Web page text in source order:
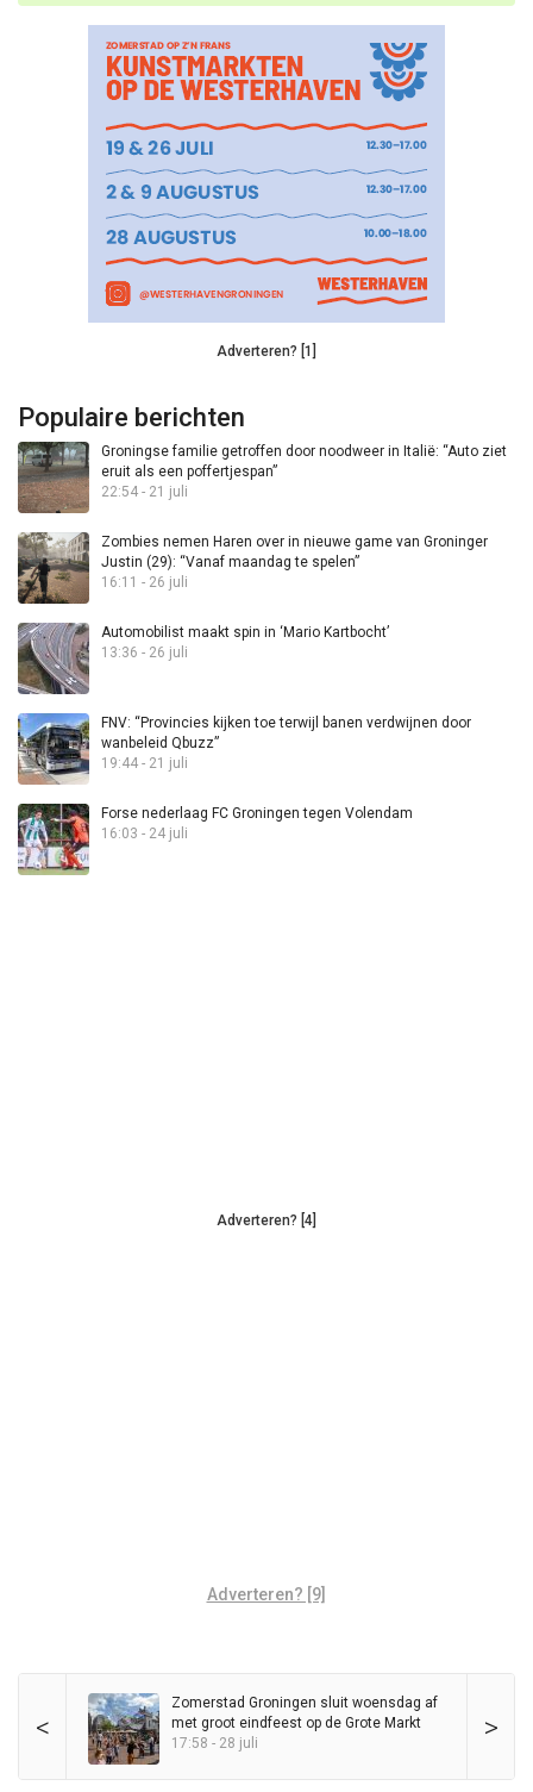
Adverteren? [1]
Populaire berichten
Groningse familie getroffen door noodweer in Italië: “Auto ziet
eruit als een poffertjespan”
22:54 - 21 juli
Zombies nemen Haren over in nieuwe game van Groninger
Justin (29): “Vanaf maandag te spelen”
16:11 - 26 juli
Automobilist maakt spin in ‘Mario Kartbocht’
13:36 - 26 juli
FNV: “Provincies kijken toe terwijl banen verdwijnen door
wanbeleid Qbuzz”
19:44 - 21 juli
Forse nederlaag FC Groningen tegen Volendam
16:03 - 24 juli
Adverteren? [4]
Adverteren? [9]
< >
Zomerstad Groningen sluit woensdag af
met groot eindfeest op de Grote Markt
17:58 - 28 juli